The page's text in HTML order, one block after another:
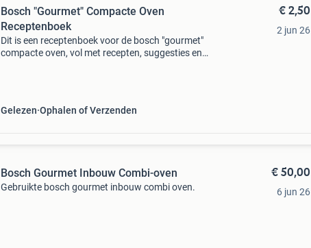
Bosch "Gourmet" Compacte Oven
Receptenboek
Dit is een receptenboek voor de bosch "gourmet"
compacte oven, vol met recepten, suggesties en
Gelezen Ophalen of Verzenden
€ 2,50
2 jun 26
Bosch Gourmet Inbouw Combi-oven
Gebruikte bosch gourmet inbouw combi oven.
€ 50,00
6 jun 26